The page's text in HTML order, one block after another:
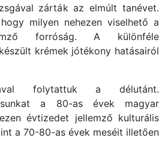
zárták az elmúlt tanévet.
milyen nehezen viselhető a
forróság. A különféle
krémek jótékony hatásairól
folytattuk a délutánt.
a 80-as évek magyar
évtizedet jellemző kulturális
a 70-80-as évek meséit illetően